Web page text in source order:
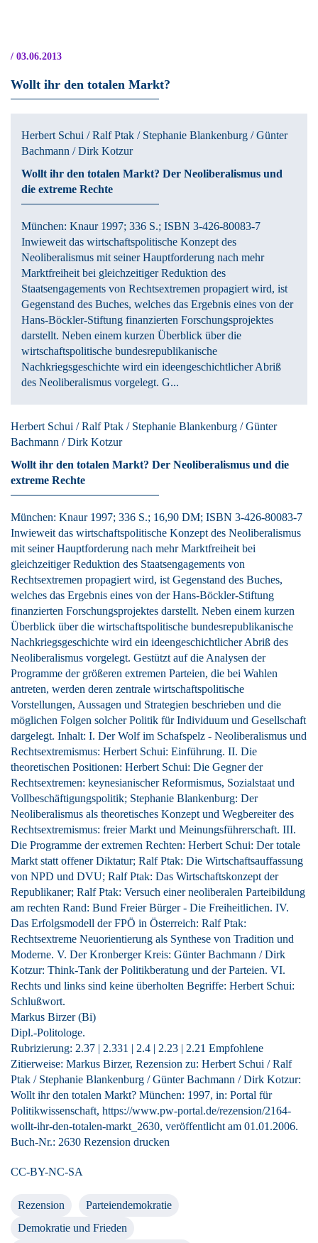
/ 03.06.2013
Wollt ihr den totalen Markt?
Herbert Schui / Ralf Ptak / Stephanie Blankenburg / Günter
Bachmann / Dirk Kotzur
Wollt ihr den totalen Markt? Der Neoliberalismus und
die extreme Rechte
München: Knaur1997; 336 S.; ISBN 3-426-80083-7
Inwieweit das wirtschaftspolitische Konzept des
Neoliberalismus mit seiner Hauptforderung nach mehr
Marktfreiheit bei gleichzeitiger Reduktion des
Staatsengagements von Rechtsextremen propagiert wird, ist
Gegenstand des Buches, welches das Ergebnis eines von der
Hans-Böckler-Stiftung finanzierten Forschungsprojektes
darstellt. Neben einem kurzen Überblick über die
wirtschaftspolitische bundesrepublikanische
Nachkriegsgeschichte wird ein ideengeschichtlicher Abriß
des Neoliberalismus vorgelegt. G...
Herbert Schui / Ralf Ptak / Stephanie Blankenburg / Günter
Bachmann / Dirk Kotzur
Wollt ihr den totalen Markt? Der Neoliberalismus und die
extreme Rechte
München: Knaur1997; 336 S.; 16,90 DM; ISBN 3-426-80083-7
Inwieweit das wirtschaftspolitische Konzept des Neoliberalismus
mit seiner Hauptforderung nach mehr Marktfreiheit bei
gleichzeitiger Reduktion des Staatsengagements von
Rechtsextremen propagiert wird, ist Gegenstand des Buches,
welches das Ergebnis eines von der Hans-Böckler-Stiftung
finanzierten Forschungsprojektes darstellt. Neben einem kurzen
Überblick über die wirtschaftspolitische bundesrepublikanische
Nachkriegsgeschichte wird ein ideengeschichtlicher Abriß des
Neoliberalismus vorgelegt. Gestützt auf die Analysen der
Programme der größeren extremen Parteien, die bei Wahlen
antreten, werden deren zentrale wirtschaftspolitische
Vorstellungen, Aussagen und Strategien beschrieben und die
möglichen Folgen solcher Politik für Individuum und Gesellschaft
dargelegt. Inhalt: I. Der Wolf im Schafspelz - Neoliberalismus und
Rechtsextremismus: Herbert Schui: Einführung. II. Die
theoretischen Positionen: Herbert Schui: Die Gegner der
Rechtsextremen: keynesianischer Reformismus, Sozialstaat und
Vollbeschäftigungspolitik; Stephanie Blankenburg: Der
Neoliberalismus als theoretisches Konzept und Wegbereiter des
Rechtsextremismus: freier Markt und Meinungsführerschaft. III.
Die Programme der extremen Rechten: Herbert Schui: Der totale
Markt statt offener Diktatur; Ralf Ptak: Die Wirtschaftsauffassung
von NPD und DVU; Ralf Ptak: Das Wirtschaftskonzept der
Republikaner; Ralf Ptak: Versuch einer neoliberalen Parteibildung
am rechten Rand: Bund Freier Bürger - Die Freiheitlichen. IV.
Das Erfolgsmodell der FPÖ in Österreich: Ralf Ptak:
Rechtsextreme Neuorientierung als Synthese von Tradition und
Moderne. V. Der Kronberger Kreis: Günter Bachmann / Dirk
Kotzur: Think-Tank der Politikberatung und der Parteien. VI.
Rechts und links sind keine überholten Begriffe: Herbert Schui:
Schlußwort.
Markus Birzer (Bi)
Dipl.-Politologe.
Rubrizierung: 2.37 | 2.331 | 2.4 | 2.23 | 2.21 Empfohlene
Zitierweise: Markus Birzer, Rezension zu: Herbert Schui / Ralf
Ptak / Stephanie Blankenburg / Günter Bachmann / Dirk Kotzur:
Wollt ihr den totalen Markt? München: 1997, in: Portal für
Politikwissenschaft, https://www.pw-portal.de/rezension/2164-
wollt-ihr-den-totalen-markt_2630, veröffentlicht am 01.01.2006.
Buch-Nr.: 2630 Rezension drucken
CC-BY-NC-SA
Rezension
Parteiendemokratie
Demokratie und Frieden